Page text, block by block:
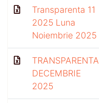
Transparenta 11
2025 Luna
Noiembrie 2025
TRANSPARENTA
DECEMBRIE
2025